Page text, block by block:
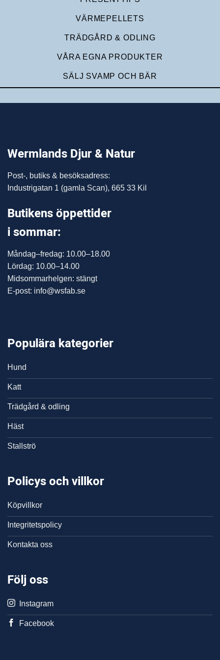
VÄRMEPELLETS
TRÄDGÅRD & ODLING
VÅRA EGNA PRODUKTER
SÄLJ SVAMP OCH BÄR
Wermlands Djur & Natur
Post-, butiks & besöksadress:
Industrigatan 1 (gamla Scan), 665 33 Kil
Butikens öppettider
i sommar:
Måndag–fredag: 10.00–18.00
Lördag: 10.00–14.00
Midsommarhelgen: stängt
E-post: info@wsfab.se
Populära kategorier
Hund
Katt
Trädgård & odling
Häst
Stallströ
Policys och villkor
Köpvillkor
Integritetspolicy
Kontakta oss
Följ oss
Instagram
Facebook